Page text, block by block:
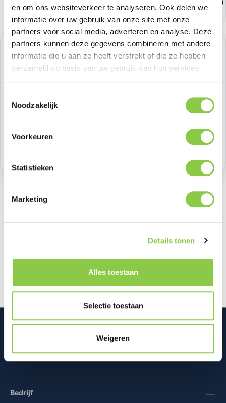
en om ons websiteverkeer te analyseren. Ook delen we
informatie over uw gebruik van onze site met onze
partners voor social media, adverteren en analyse. Deze
partners kunnen deze gegevens combineren met andere
informatie die u aan ze heeft verstrekt of die ze hebben
verzameld op basis van uw gebruik van hun services.
Noodzakelijk
Voorkeuren
Statistieken
Marketing
Details tonen
Alles toestaan
Selectie toestaan
Weigeren
Normale prijs:
€ 66,11
Prijzen excl. BTW
Producthoeveelheid: Voer de
Productnummer:
Beschrijving
Kwalitatief geluid is nu nog makkelijker en leuker. De
Bedrijf